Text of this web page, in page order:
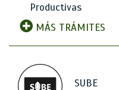
Productivas
MÁS TRÁMITES
SUBE